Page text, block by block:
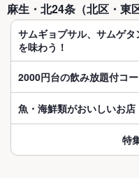
麻生・北24条（北区・東
サムギョプサル、サムゲ
を味わう！
2000円台の飲み放題付コ
魚・海鮮類がおいしいお店
特